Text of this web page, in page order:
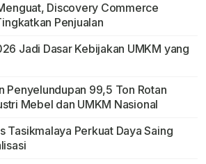
Discovery Commerce
Penjualan
Jadi Dasar Kebijakan UMKM yang
Penyelundupan 99,5 Ton Rotan
Mebel dan UMKM Nasional
Tasikmalaya Perkuat Daya Saing